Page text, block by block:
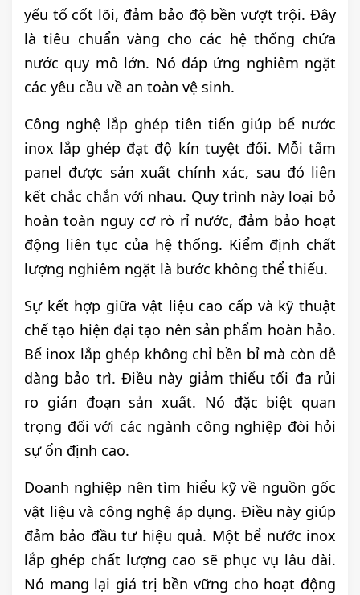
yếu tố cốt lõi, đảm bảo độ bền vượt trội. Đây
là tiêu chuẩn vàng cho các hệ thống chứa
nước quy mô lớn. Nó đáp ứng nghiêm ngặt
các yêu cầu về an toàn vệ sinh.
Công nghệ lắp ghép tiên tiến giúp bể nước
inox lắp ghép đạt độ kín tuyệt đối. Mỗi tấm
panel được sản xuất chính xác, sau đó liên
kết chắc chắn với nhau. Quy trình này loại bỏ
hoàn toàn nguy cơ rò rỉ nước, đảm bảo hoạt
động liên tục của hệ thống. Kiểm định chất
lượng nghiêm ngặt là bước không thể thiếu.
Sự kết hợp giữa vật liệu cao cấp và kỹ thuật
chế tạo hiện đại tạo nên sản phẩm hoàn hảo.
Bể inox lắp ghép không chỉ bền bỉ mà còn dễ
dàng bảo trì. Điều này giảm thiểu tối đa rủi
ro gián đoạn sản xuất. Nó đặc biệt quan
trọng đối với các ngành công nghiệp đòi hỏi
sự ổn định cao.
Doanh nghiệp nên tìm hiểu kỹ về nguồn gốc
vật liệu và công nghệ áp dụng. Điều này giúp
đảm bảo đầu tư hiệu quả. Một bể nước inox
lắp ghép chất lượng cao sẽ phục vụ lâu dài.
Nó mang lại giá trị bền vững cho hoạt động